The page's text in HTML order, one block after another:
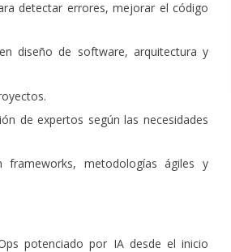
detectar errores, mejorar el código
diseño de software, arquitectura y
de expertos según las necesidades
frameworks, metodologías ágiles y
potenciado por IA desde el inicio